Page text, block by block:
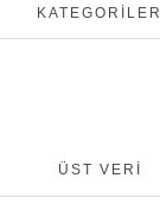
KATEGORILER
ÜST VERI